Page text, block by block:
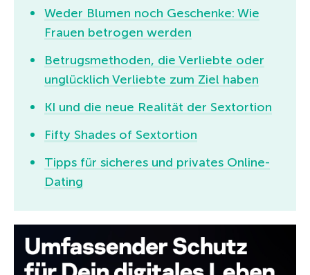
Weder Blumen noch Geschenke: Wie
Frauen betrogen werden
Betrugsmethoden, die Verliebte oder
unglücklich Verliebte zum Ziel haben
KI und die neue Realität der Sextortion
Fifty Shades of Sextortion
Tipps für sicheres und privates Online-
Dating